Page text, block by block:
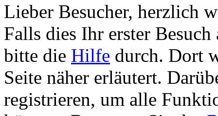
Lieber Besucher, herzlich
Falls dies Ihr erster
bitte die Hilfe durch. Dort
Seite näher erläutert.
registrieren, um alle